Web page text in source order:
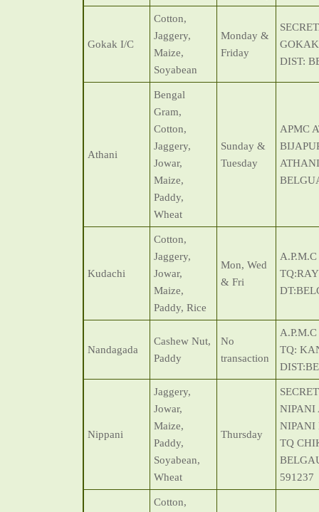
Gokak I/C
Cotton,
Jaggery,
Maize,
Soyabean
Monday &
Friday
DIST:
Athani
Bengal
Gram,
Cotton,
Jaggery,
Jowar,
Maize,
Paddy,
Wheat
Sunday &
Tuesday
APMC
Kudachi
Cotton,
Jaggery,
Jowar,
Maize,
Paddy, Rice
Mon, Wed
& Fri
Nandagada
Cashew Nut,
Paddy
No
transaction
TQ:
Nippani
Jaggery,
Jowar,
Maize,
Paddy,
Soyabean,
Wheat
Thursday
NIPANI
NIPANI
TQ
591237
Cotton,